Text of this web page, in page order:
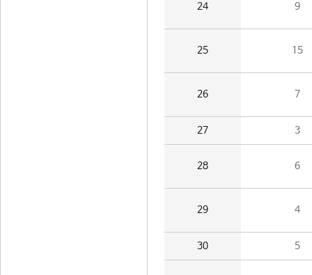
24 9
25 15
26 7
27 3
28 6
29 4
30 5